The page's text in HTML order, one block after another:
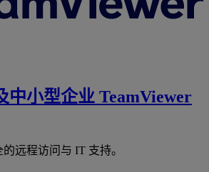
中小型企业 TeamViewer
远程访问与 IT 支持。